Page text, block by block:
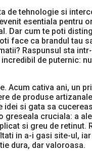
de tehnologie si
esentiala pentru
Dar cum te poti
face ca brandul tau
Raspunsul sta
de puternic:
Acum cativa ani, un
de produse
idei si gata sa
greseala cruciala: a
si greu de retinut.
in a-i gasi site-ul,
dura, dar valoroasa.